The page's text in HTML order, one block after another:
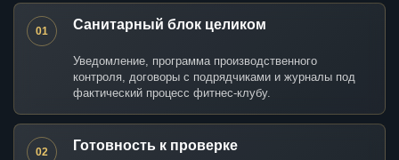
01 Санитарный блок целиком
Уведомление, программа производственного
контроля, договоры с подрядчиками и журналы под
фактический процесс фитнес-клубу.
02 Готовность к проверке